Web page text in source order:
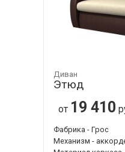
Диван
Этюд
от 19 410
Фабрика - Грос
Механизм -